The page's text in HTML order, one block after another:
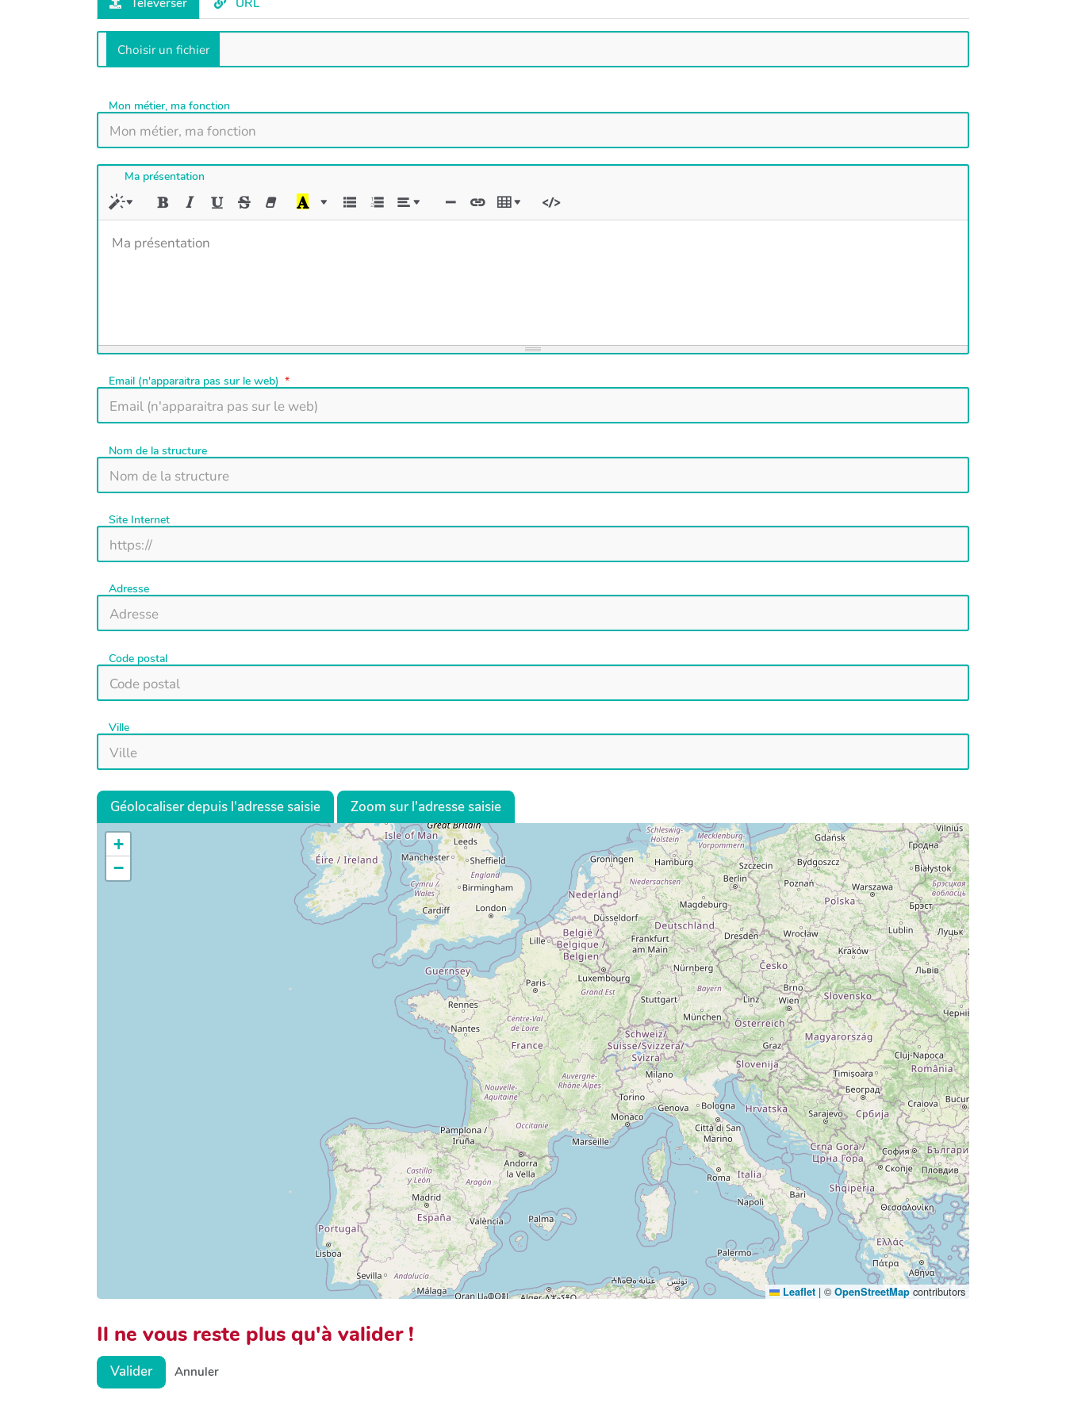
Mon métier, ma fonction
Ma présentation
Ma présentation
Email (n'apparaitra pas sur le web)
Nom de la structure
Site Internet
Adresse
Code postal
Ville
Géolocaliser depuis l'adresse saisie Zoom sur l'adresse saisie
+
−
Leaflet | © OpenStreetMap contributors
Il ne vous reste plus qu'à valider !
Valider Annuler